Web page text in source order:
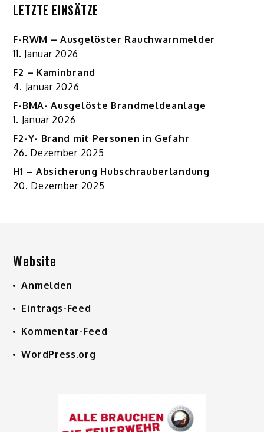
LETZTE EINSÄTZE
F-RWM – Ausgelöster Rauchwarnmelder
11. Januar 2026
F2 – Kaminbrand
4. Januar 2026
F-BMA- Ausgelöste Brandmeldeanlage
1. Januar 2026
F2-Y- Brand mit Personen in Gefahr
26. Dezember 2025
H1 – Absicherung Hubschrauberlandung
20. Dezember 2025
Website
Anmelden
Eintrags-Feed
Kommentar-Feed
WordPress.org